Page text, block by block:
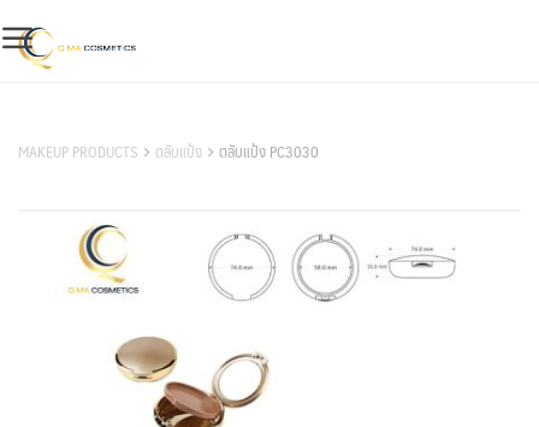
to
content
MAKEUP PRODUCTS ตลับแป้ง ตลับแป้ง PC3030